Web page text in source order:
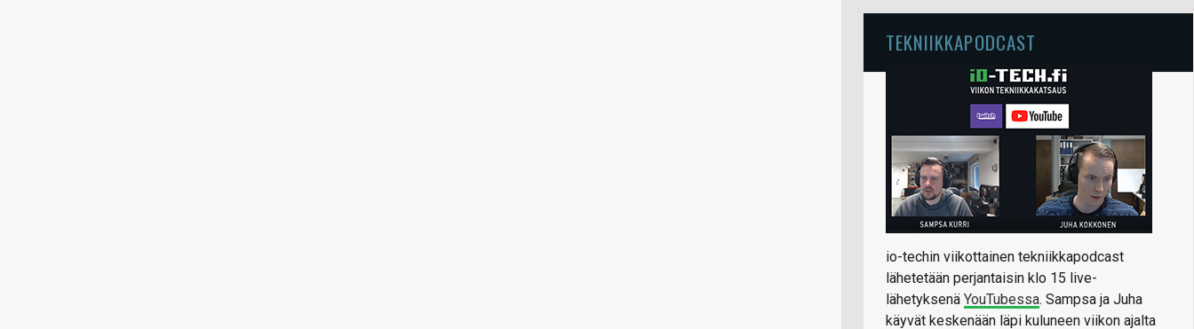
TEKNIIKKAPODCAST
io-techin viikottainen tekniikkapodcast
lähetetään perjantaisin klo 15 live-
lähetyksenä YouTubessa. Sampsa ja Juha
käyvät keskenään läpi kuluneen viikon ajalta